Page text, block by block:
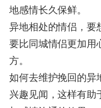
地感情长久保鲜。
异地相处的情侣，要
要比同城情侣更加用
方。
如何去维护挽回的异
兴趣见闻，这样有助